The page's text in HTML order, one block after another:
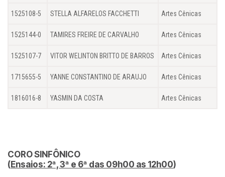
1525108-5 STELLA ALFARELOS FACCHETTI Artes Cênicas
1525144-0 TAMIRES FREIRE DE CARVALHO Artes Cênicas
1525107-7 VITOR WELINTON BRITTO DE BARROS Artes Cênicas
1715655-5 YANNE CONSTANTINO DE ARAUJO Artes Cênicas
1816016-8 YASMIN DA COSTA Artes Cênicas
CORO SINFÔNICO
( Ensaios: 2ª, 3ª e 6ª das 09h00 as 12h00)